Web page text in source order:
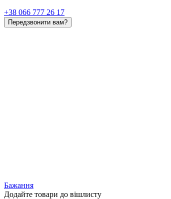
+38 066 777 26 17
Передзвонити вам?
Бажання
Додайте товари до вішлисту